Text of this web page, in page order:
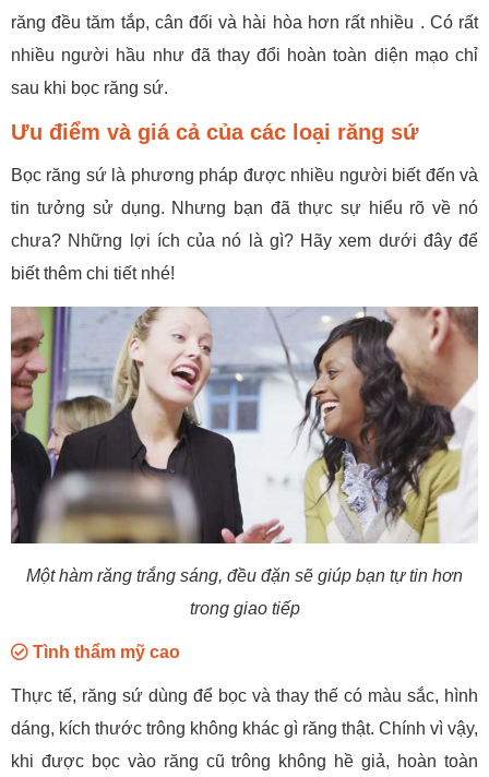
răng đều tăm tắp, cân đối và hài hòa hơn rất nhiều . Có rất
nhiều người hầu như đã thay đổi hoàn toàn diện mạo chỉ
sau khi bọc răng sứ.
Ưu điểm và giá cả của các loại răng sứ
Bọc răng sứ là phương pháp được nhiều người biết đến và
tin tưởng sử dụng. Nhưng bạn đã thực sự hiểu rõ về nó
chưa? Những lợi ích của nó là gì? Hãy xem dưới đây để
biết thêm chi tiết nhé!
Một hàm răng trắng sáng, đều đặn sẽ giúp bạn tự tin hơn
trong giao tiếp
Tình thẩm mỹ cao
Thực tế, răng sứ dùng để bọc và thay thế có màu sắc, hình
dáng, kích thước trông không khác gì răng thật. Chính vì vậy,
khi được bọc vào răng cũ trông không hề giả, hoàn toàn